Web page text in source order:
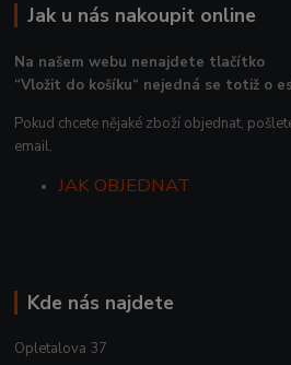
Jak u nás nakoupit online
Na našem webu nenajdete tlačítko
“Vložit do košíku“ nejedná se totiž o
Pokud chcete nějaké zboží objednat,
email.
JAK OBJEDNAT
Kde nás najdete
Opletalova 37